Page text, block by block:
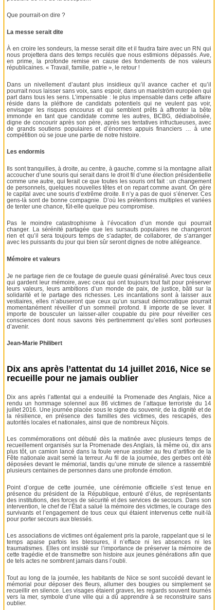
Que pourrait-on dire ?
La messe serait dite
À en croire les sondeurs, la messe serait dite et il faudra faire avec un RN qui
nous projettera dans des temps reculés que nous estimions dépassés. Ave,
en prime, la profonde remise en cause des fondements de nos valeurs
républicaines. « Travail, famille, patrie », le retour !
Dans un nivellement d’autant plus insidieux qu’il avance cacher et qu’il
pourrait nous laisser sans voix, sans espoir, dans un maelström européen qui
part dans tous les sens. L’impensable : le plus impensable dans cette affaire
réside dans la pléthore de candidats potentiels qui ne veulent pas voir,
envisager les risques encourus et qui semblent prêts à affronter la bête
immonde en tant que candidate comme les autres, BCBG, dédiabolisée,
digne de concourir après son père, après ses tentatives infructueuses, avec
de grands soutiens populaires et d’énormes appuis financiers … à une
compétition où se joue une partie de notre histoire.
Les endormis
Ils sont tranquilles, à droite, au centre, à gauche, comme si la montagne allait
accoucher d’une souris qui serait dans le droit fil d’une élection présidentielle
comme une autre, qui ferait ce que toutes les souris ont fait : un changement
de personnels, quelques nouvelles têtes et on repart comme avant. On gère
le capital avec une souris d’extrême droite. Il n’y a pas de quoi s’énerver. Ces
gens-là sont de bonne compagnie. D’où les prétentions multiples et variées
de tenter une chance, fût-elle quelque peu compromise.
Pas le moindre catastrophisme à l’évocation d’un monde qui pourrait
changer. La sérénité partagée que les sursauts populaires ne changeront
rien et qu’il sera toujours temps de s’adapter, de collaborer, de s’arranger
avec les puissants du jour qui bien sûr seront dignes de notre allégeance.
Mémoire et valeurs
Je ne partage rien de ce foutage de gueule quasi généralisé. Avec tous ceux
qui gardent leur mémoire, avec ceux qui ont toujours tout fait pour préserver
leurs valeurs, leurs ambitions d’un monde de paix, de justice, bâti sur la
solidarité et le partage des richesses. Les incantations sont à laisser aux
vestiaires, elles n’abuseront que ceux qu’un sursaut démocratique pourrait
momentanément réveiller d’un sommeil profond. Il importe de se lever. Il
importe de bousculer un laisser-aller coupable du pire pour réveiller ces
consciences dont nous savons très pertinemment qu’elles sont porteuses
d’avenir.
Jean-Marie Philibert
Dix ans après l’attentat du 14 juillet 2016, Nice se
recueille pour ne jamais oublier
Dix ans après l’attentat qui a endeuillé la Promenade des Anglais, Nice a
rendu un hommage solennel aux 86 victimes de l’attaque terroriste du 14
juillet 2016. Une journée placée sous le signe du souvenir, de la dignité et de
la résilience, en présence des familles des victimes, des rescapés, des
autorités locales et nationales, ainsi que de nombreux Niçois.
Les commémorations ont débuté dès la matinée avec plusieurs temps de
recueillement organisés sur la Promenade des Anglais, là même où, dix ans
plus tôt, un camion lancé dans la foule venue assister au feu d’artifice de la
Fête nationale avait semé la terreur. Au fil de la journée, des gerbes ont été
déposées devant le mémorial, tandis qu’une minute de silence a rassemblé
plusieurs centaines de personnes dans une profonde émotion.
Point d’orgue de cette journée, une cérémonie officielle s’est tenue en
présence du président de la République, entouré d’élus, de représentants
des institutions, des forces de sécurité et des services de secours. Dans son
intervention, le chef de l’État a salué la mémoire des victimes, le courage des
survivants et l’engagement de tous ceux qui étaient intervenus cette nuit-là
pour porter secours aux blessés.
Les associations de victimes ont également pris la parole, rappelant que si le
temps apaise parfois les blessures, il n’efface ni les absences ni les
traumatismes. Elles ont insisté sur l’importance de préserver la mémoire de
cette tragédie et de transmettre son histoire aux jeunes générations afin que
de tels actes ne sombrent jamais dans l’oubli.
Tout au long de la journée, les habitants de Nice se sont succédé devant le
mémorial pour déposer des fleurs, allumer des bougies ou simplement se
recueillir en silence. Les visages étaient graves, les regards souvent tournés
vers la mer, symbole d’une ville qui a dû apprendre à se reconstruire sans
oublier.